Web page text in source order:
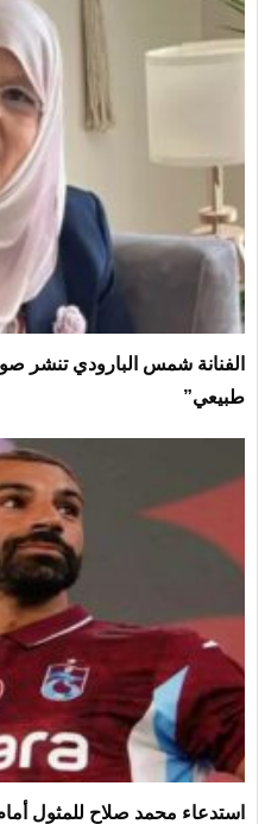
الفنانة شمس البارودي تنشر
طبيعي”
استدعاء محمد صلاح للمثول